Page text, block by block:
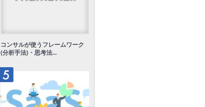
コンサルが使うフレームワーク
(分析手法)・思考法...